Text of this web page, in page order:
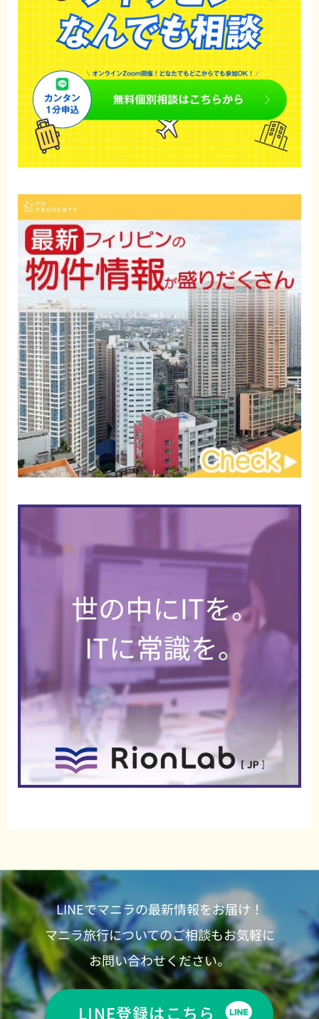
LINEでマニラの最新情報をお届け！
マニラ旅行についてのご相談もお気軽に
お問い合わせください。
LINE登録はこちら